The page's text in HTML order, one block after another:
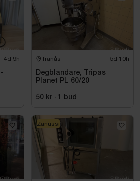
4d 9h Tranås 5d 10h
Degblandare, Tripas
Planet PL 60/20
50 kr · 1 bud
Zanussi